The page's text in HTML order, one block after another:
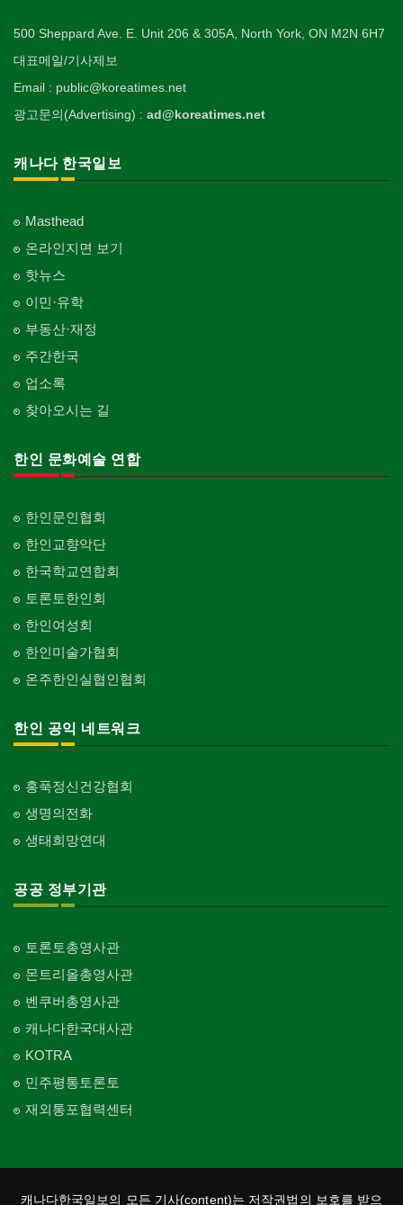
500 Sheppard Ave. E. Unit 206 & 305A, North York, ON M2N 6H7
대표메일/기사제보
Email : public@koreatimes.net
광고문의(Advertising) : ad@koreatimes.net
캐나다 한국일보
Masthead
온라인지면 보기
핫뉴스
이민·유학
부동산·재정
주간한국
업소록
찾아오시는 길
한인 문화예술 연합
한인문인협회
한인교향악단
한국학교연합회
토론토한인회
한인여성회
한인미술가협회
온주한인실협인협회
한인 공익 네트워크
홍푹정신건강협회
생명의전화
생태희망연대
공공 정부기관
토론토총영사관
몬트리올총영사관
벤쿠버총영사관
캐나다한국대사관
KOTRA
민주평통토론토
재외통포협력센터
캐나다한국일보의 모든 기사(content)는 저작권법의 보호를 받으